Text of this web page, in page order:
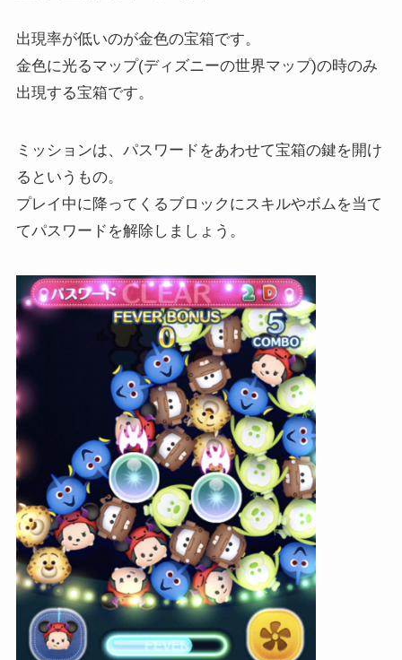
出現率が低いのが金色の宝箱です。
金色に光るマップ(ディズニーの世界マップ)の時のみ
出現する宝箱です。
ミッションは、パスワードをあわせて宝箱の鍵を開け
るというもの。
プレイ中に降ってくるブロックにスキルやボムを当て
てパスワードを解除しましょう。